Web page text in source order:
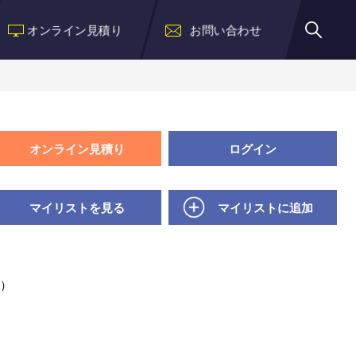
オンライン見積り お問い合わせ
オンライン見積り ログイン
マイリストを見る マイリストに追加